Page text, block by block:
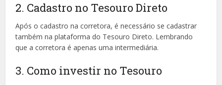
2. Cadastro no Tesouro Direto
Após o cadastro na corretora, é necessário se cadastrar
também na plataforma do Tesouro Direto. Lembrando
que a corretora é apenas uma intermediária.
3. Como investir no Tesouro